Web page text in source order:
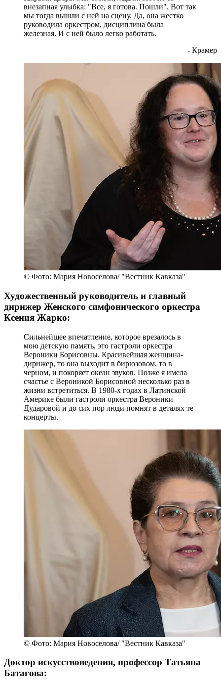
внезапная улыбка: "Все, я готова. Пошли". Вот так
мы тогда вышли с ней на сцену. Да, она жестко
руководила оркестром, дисциплина была
железная. И с ней было легко работать.
- Крамер
© Фото: Мария Новоселова/ "Вестник Кавказа"
Художественный руководитель и главный
дирижер Женского симфонического оркестра
Ксения Жарко:
Сильнейшее впечатление, которое врезалось в
мою детскую память, это гастроли оркестра
Вероники Борисовны. Красивейшая женщина-
дирижер, то она выходит в бирюзовом, то в
черном, и покоряет океан звуков. Позже я имела
счастье с Вероникой Борисовной несколько раз в
жизни встретиться. В 1980-х годах в Латинской
Америке были гастроли оркестра Вероники
Дударовой и до сих пор люди помнят в деталях те
концерты.
© Фото: Мария Новоселова/ "Вестник Кавказа"
Доктор искусствоведения, профессор Татьяна
Батагова: